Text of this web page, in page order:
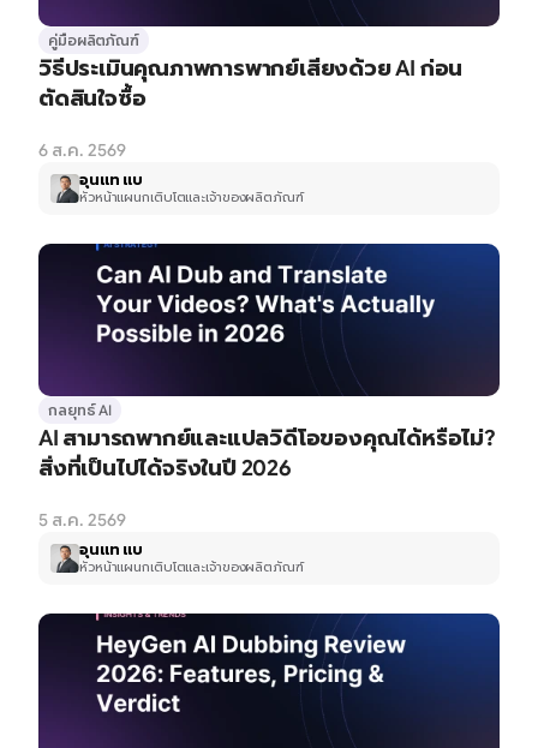
คู่มือผลิตภัณฑ์
วิธีประเมินคุณภาพการพากย์เสียงด้วย AI ก่อน
ตัดสินใจซื้อ
6 ส.ค. 2569
อุนแท แบ
หัวหน้าแผนกเติบโตและเจ้าของผลิตภัณฑ์
กลยุทธ์ AI
AI สามารถพากย์และแปลวิดีโอของคุณได้หรือไม่?
สิ่งที่เป็นไปได้จริงในปี 2026
5 ส.ค. 2569
อุนแท แบ
หัวหน้าแผนกเติบโตและเจ้าของผลิตภัณฑ์